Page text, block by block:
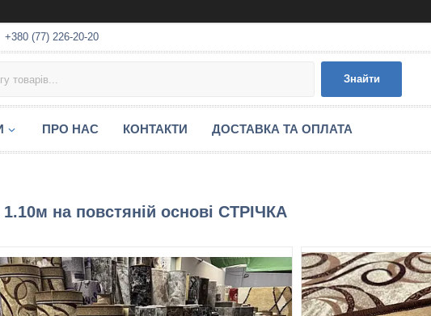
+380 (77) 226-20-20
Знайти
ПРО НАС КОНТАКТИ ДОСТАВКА ТА ОПЛАТА
на повстяній основі СТРІЧКА